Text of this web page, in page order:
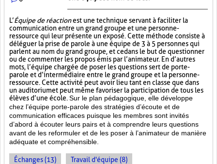
L’Équipe de réactionest une technique servant à faciliter la
communication entre un grand groupe et une personne-
ressource qui leur présente un exposé. Cette méthode consiste à
déléguer la prise de parole à une équipe de 3 à 5 personnes qui
parlent au nom du grand groupe, et ce dans le but de questionner
ou de commenter les propos émis par l’animateur. En d’autres
mots, l’équipe chargée de poser les questions sert de porte-
parole et d’intermédiaire entre le grand groupe et la personne-
ressource. Cette activité peut avoir lieu tant en classe que dans
un auditorium et peut même favoriser la participation de tous les
élèves d’une école. Sur le plan pédagogique, elle développe
chez l’équipe porte-parole des stratégies d’écoute et de
communication efficaces puisque les membres sont invités
d’abord à écouter leurs pairs et à comprendre leurs questions
avant de les reformuler et de les poser à l’animateur de manière
adéquate et compréhensible.
Échanges (13) Travail d'équipe (8)